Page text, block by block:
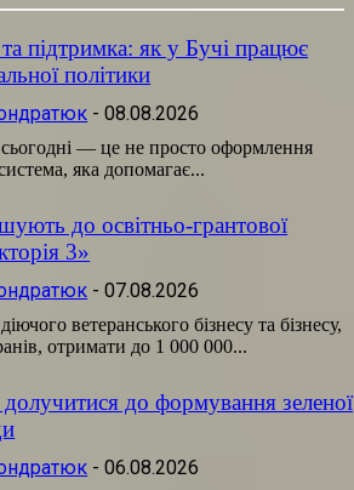
підтримка: як у Бучі працює
політики
- 08.08.2026
— це не просто оформлення
яка допомагає...
до освітньо-грантової
3»
- 07.08.2026
ветеранського бізнесу та бізнесу,
отримати до 1 000 000...
до формування зеленої
- 06.08.2026